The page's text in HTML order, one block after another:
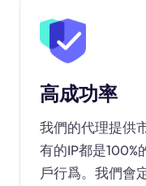
高成功率
我們的代理提供
有的IP都是100%
戶行爲。我們會